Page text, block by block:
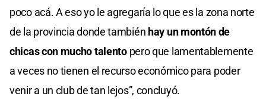
poco acá. A eso yo le agregaría lo que es la zona norte
de la provincia donde también hay un montón de
chicas con mucho talentopero que lamentablemente
a veces no tienen el recurso económico para poder
venir a un club de tan lejos”, concluyó.